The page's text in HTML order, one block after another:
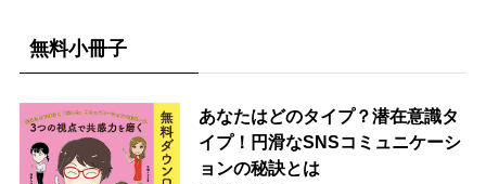
無料小冊子
あなたはどのタイプ？潜在意識タ
イプ！円滑なSNSコミュニケーシ
ョンの秘訣とは